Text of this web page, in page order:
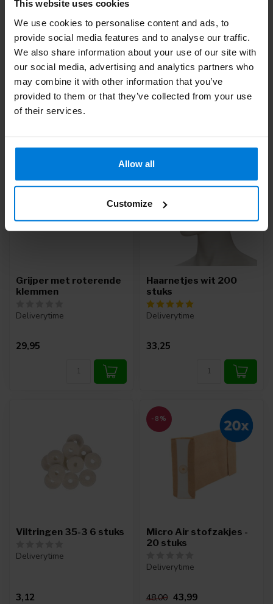
This website uses cookies
We use cookies to personalise content and ads, to
provide social media features and to analyse our traffic.
We also share information about your use of our site with
our social media, advertising and analytics partners who
may combine it with other information that you’ve
provided to them or that they’ve collected from your use
of their services.
Allow all
Customize
Micro Air stofzakjes
Deliverytime
2,99
Binnenmaat meter
Deliverytime
33,70
Grijper met roterende
klemmen
Deliverytime
29,95
Haarnetjes wit 200
stuks
Deliverytime
33,25
Viltringen 35-3 6 stuks
Deliverytime
3,12
-8%
Micro Air stofzakjes -
20 stuks
Deliverytime
48,00 43,99